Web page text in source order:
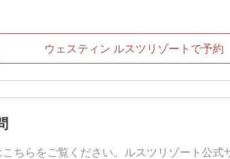
ウェスティン ルスツリゾートで予約
こちらをご覧ください。ルスツリゾート公式